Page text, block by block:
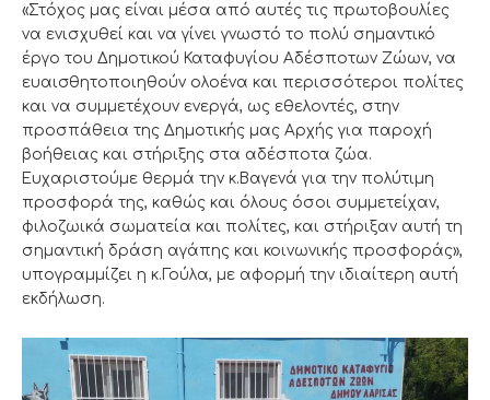
«Στόχος μας είναι μέσα από αυτές τις πρωτοβουλίες
να ενισχυθεί και να γίνει γνωστό το πολύ σημαντικό
έργο του Δημοτικού Καταφυγίου Αδέσποτων Ζώων, να
ευαισθητοποιηθούν ολοένα και περισσότεροι πολίτες
και να συμμετέχουν ενεργά, ως εθελοντές, στην
προσπάθεια της Δημοτικής μας Αρχής για παροχή
βοήθειας και στήριξης στα αδέσποτα ζώα.
Ευχαριστούμε θερμά την κ.Βαγενά για την πολύτιμη
προσφορά της, καθώς και όλους όσοι συμμετείχαν,
φιλοζωικά σωματεία και πολίτες, και στήριξαν αυτή τη
σημαντική δράση αγάπης και κοινωνικής προσφοράς»,
υπογραμμίζει η κ.Γούλα, με αφορμή την ιδιαίτερη αυτή
εκδήλωση.